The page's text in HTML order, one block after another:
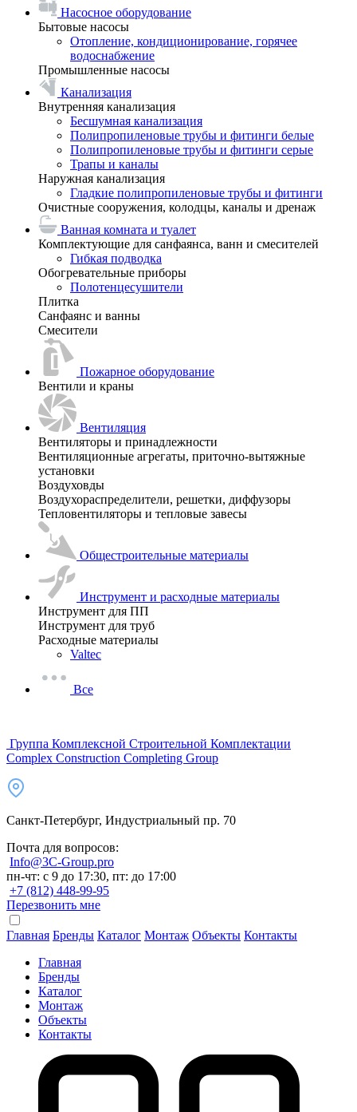
Насосное оборудование
Бытовые насосы
Отопление, кондиционирование, горячее
водоснабжение
Промышленные насосы
Канализация
Внутренняя канализация
Бесшумная канализация
Полипропиленовые трубы и фитинги белые
Полипропиленовые трубы и фитинги серые
Трапы и каналы
Наружная канализация
Гладкие полипропиленовые трубы и фитинги
Очистные сооружения, колодцы, каналы и дренаж
Ванная комната и туалет
Комплектующие для санфаянса, ванн и смесителей
Гибкая подводка
Обогревательные приборы
Полотенцесушители
Плитка
Санфаянс и ванны
Смесители
Пожарное оборудование
Вентили и краны
Вентиляция
Вентиляторы и принадлежности
Вентиляционные агрегаты, приточно-вытяжные
установки
Воздуховды
Воздухораспределители, решетки, диффузоры
Тепловентиляторы и тепловые завесы
Общестроительные материалы
Инструмент и расходные материалы
Инструмент для ПП
Инструмент для труб
Расходные материалы
Valtec
Все
Группа Комплексной Строительной Комплектации
Complex Construction Completing Group
Санкт-Петербург, Индустриальный пр. 70
Почта для вопросов:
Info@3C-Group.pro
пн-чт: с 9 до 17:30, пт: до 17:00
+7 (812) 448-99-95
Перезвонить мне
Главная Бренды Каталог Монтаж Объекты Контакты
Главная
Бренды
Каталог
Монтаж
Объекты
Контакты